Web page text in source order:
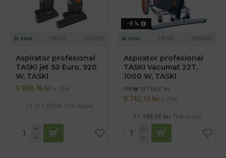
In stoc TASKI 7516256
Aspirator profesional
TASKI jet 50 Euro, 920
W, TASKI
9.348,76 lei + TVA
11.312,00 lei TVA inclus
-9 %
In stoc TASKI 8004560
Aspirator profesional
TASKI Vacumat 22T,
1000 W, TASKI
PRP 10.716,37 lei
9.742,15 lei + TVA
11.788,00 lei TVA inclus